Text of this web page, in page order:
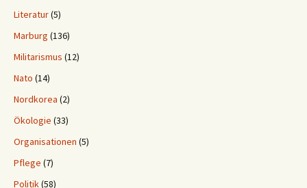
Literatur(5)
Marburg (136)
Militarismus (12)
Nato (14)
Nordkorea (2)
Ökologie (33)
Organisationen (5)
Pflege (7)
Politik(58)